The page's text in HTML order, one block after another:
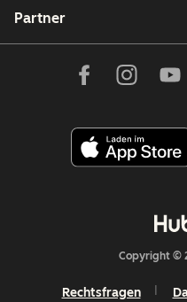
Partner
Copyright ©
Rechtsfragen